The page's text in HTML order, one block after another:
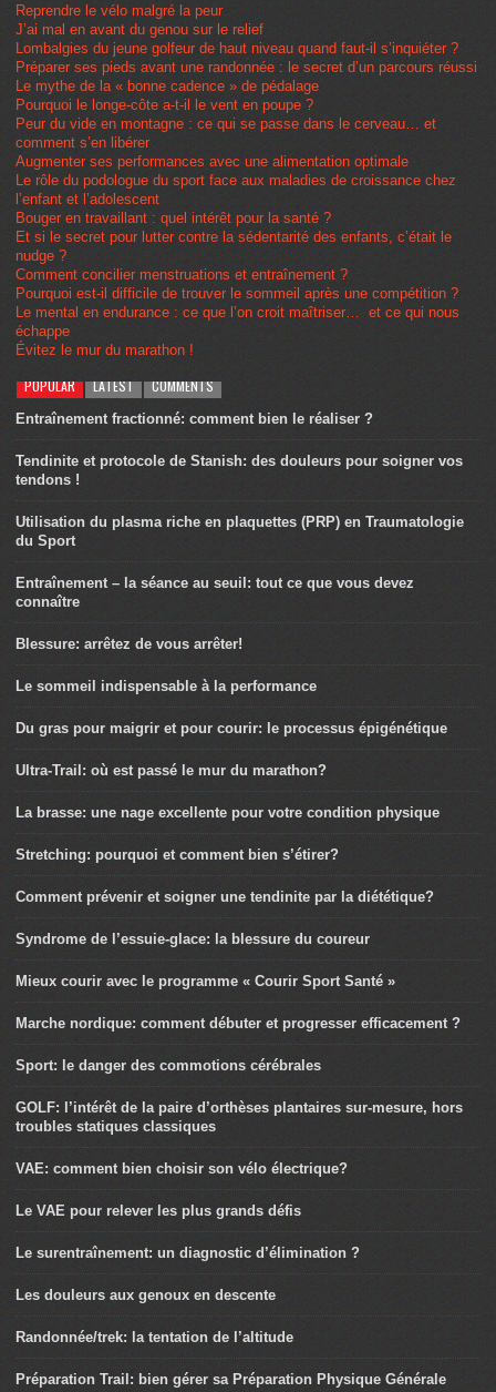
Reprendre le vélo malgré la peur
J’ai mal en avant du genou sur le relief
Lombalgies du jeune golfeur de haut niveau quand faut-il s’inquiéter ?
Préparer ses pieds avant une randonnée : le secret d’un parcours réussi
Le mythe de la « bonne cadence » de pédalage
Pourquoi le longe-côte a-t-il le vent en poupe ?
Peur du vide en montagne : ce qui se passe dans le cerveau… et
comment s’en libérer
Augmenter ses performances avec une alimentation optimale
Le rôle du podologue du sport face aux maladies de croissance chez
l’enfant et l’adolescent
Bouger en travaillant : quel intérêt pour la santé ?
Et si le secret pour lutter contre la sédentarité des enfants, c’était le
nudge ?
Comment concilier menstruations et entraînement ?
Pourquoi est-il difficile de trouver le sommeil après une compétition ?
Le mental en endurance : ce que l’on croit maîtriser… et ce qui nous
échappe
Évitez le mur du marathon !
POPULAR LATEST COMMENTS
Entraînement fractionné: comment bien le réaliser ?
Tendinite et protocole de Stanish: des douleurs pour soigner vos
tendons !
Utilisation du plasma riche en plaquettes (PRP) en Traumatologie
du Sport
Entraînement – la séance au seuil: tout ce que vous devez
connaître
Blessure: arrêtez de vous arrêter!
Le sommeil indispensable à la performance
Du gras pour maigrir et pour courir: le processus épigénétique
Ultra-Trail: où est passé le mur du marathon?
La brasse: une nage excellente pour votre condition physique
Stretching: pourquoi et comment bien s’étirer?
Comment prévenir et soigner une tendinite par la diététique?
Syndrome de l’essuie-glace: la blessure du coureur
Mieux courir avec le programme « Courir Sport Santé »
Marche nordique: comment débuter et progresser efficacement ?
Sport: le danger des commotions cérébrales
GOLF: l’intérêt de la paire d’orthèses plantaires sur-mesure, hors
troubles statiques classiques
VAE: comment bien choisir son vélo électrique?
Le VAE pour relever les plus grands défis
Le surentraînement: un diagnostic d’élimination ?
Les douleurs aux genoux en descente
Randonnée/trek: la tentation de l’altitude
Préparation Trail: bien gérer sa Préparation Physique Générale